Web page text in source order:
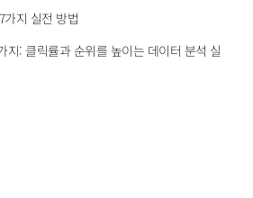
지 실전 방법
지: 클릭률과 순위를 높이는 데이터 분석 실